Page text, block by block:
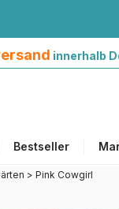
innerhalb
Bestseller
> Pink Cowgirl